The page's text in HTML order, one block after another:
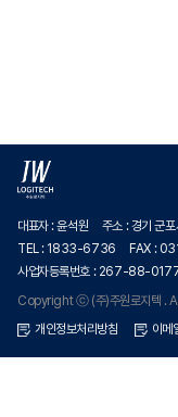
대표자 : 윤석원
주소 : 경기 군
TEL : 1833-6736
FAX :
사업자등록번호 : 267-88-
Copyright ⓒ (주)주원로지텍 .
개인정보처리방침
이메